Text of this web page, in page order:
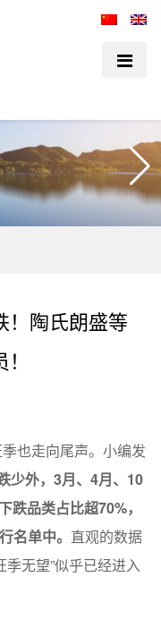
！陶氏朗盛等
也走向尾声。小编发
少外，3月、4月、10
跌品类占比超70%，
名单中。 直观的数据
无望”似乎已经进入